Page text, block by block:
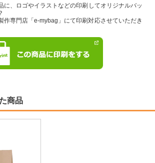
に、ロゴやイラストなどの印刷してオリジナルバッ
作専門店「e-mybag」にて印刷対応させていただき
商品